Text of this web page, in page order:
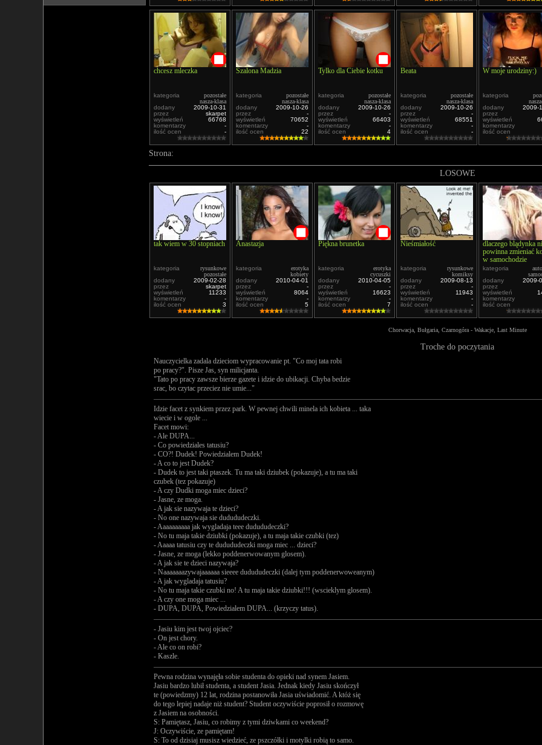
chcesz mleczka
kategoria
pozostałe
nasza-klasa
dodany
2009-10-31
przez
skarpet
wyświetleń
66768
komentarzy
-
ilość ocen
-
Szalona Madzia
kategoria
pozostałe
nasza-klasa
dodany
2009-10-26
przez
-
wyświetleń
70652
komentarzy
-
ilość ocen
22
Tylko dla Ciebie kotku
kategoria
pozostałe
nasza-klasa
dodany
2009-10-26
przez
-
wyświetleń
66403
komentarzy
-
ilość ocen
4
Beata
kategoria
pozostałe
nasza-klasa
dodany
2009-10-26
przez
-
wyświetleń
68551
komentarzy
-
ilość ocen
-
W moje urodziny:)
kategoria
dodany
2009-
przez
wyświetleń
komentarzy
ilość ocen
Strona:
LOSOWE
tak wiem w 30 stopniach
kategoria
rysunkowe
pozostałe
dodany
2009-02-28
przez
skarpet
wyświetleń
11233
komentarzy
-
ilość ocen
3
Anastazja
kategoria
erotyka
kobiety
dodany
2010-04-01
przez
-
wyświetleń
8064
komentarzy
-
ilość ocen
5
Piękna brunetka
kategoria
erotyka
cycuszki
dodany
2010-04-05
przez
-
wyświetleń
16623
komentarzy
-
ilość ocen
7
Nieśmiałość
kategoria
rysunkowe
komiksy
dodany
2009-08-13
przez
-
wyświetleń
11943
komentarzy
-
ilość ocen
-
dlaczego blądynka
powinna zmieniać
w samochodzie
kategoria
dodany
2009-
przez
wyświetleń
komentarzy
ilość ocen
Chorwacja, Bułgaria, Czarnogóra - Wakacje, Last Minute
Troche do poczytania
Nauczycielka zadala dzieciom wypracowanie pt. "Co moj tata robi
po pracy?". Pisze Jas, syn milicjanta.
"Tato po pracy zawsze bierze gazete i idzie do ubikacji. Chyba bedzie
srac, bo czytac przeciez nie umie..."
Idzie facet z synkiem przez park. W pewnej chwili minela ich kobieta ... taka
wiecie i w ogole ...
Facet mowi:
- Ale DUPA...
- Co powiedziales tatusiu?
- CO?! Dudek! Powiedzialem Dudek!
- A co to jest Dudek?
- Dudek to jest taki ptaszek. Tu ma taki dziubek (pokazuje), a tu ma taki
czubek (tez pokazuje)
- A czy Dudki moga miec dzieci?
- Jasne, ze moga.
- A jak sie nazywaja te dzieci?
- No one nazywaja sie dudududeczki.
- Aaaaaaaaaa jak wygladaja teee dudududeczki?
- No tu maja takie dziubki (pokazuje), a tu maja takie czubki (tez)
- Aaaaa tatusiu czy te dudududeczki moga miec ... dzieci?
- Jasne, ze moga (lekko poddenerwowanym glosem).
- A jak sie te dzieci nazywaja?
- Naaaaaaazywajaaaaaa sieeee dudududeczki (dalej tym poddenerwoweanym)
- A jak wygladaja tatusiu?
- No tu maja takie czubki no! A tu maja takie dziubki!!! (wscieklym glosem).
- A czy one moga miec ...
- DUPA, DUPA, Powiedzialem DUPA... (krzyczy tatus).
- Jasiu kim jest twoj ojciec?
- On jest chory.
- Ale co on robi?
- Kaszle.
Pewna rodzina wynajęła sobie studenta do opieki nad synem Jasiem.
Jasiu bardzo lubił studenta, a student Jasia. Jednak kiedy Jasiu skończył
te (powiedzmy) 12 lat, rodzina postanowiła Jasia uświadomić. A któż się
do tego lepiej nadaje niż student? Student oczywiście poprosił o rozmowę
z Jasiem na osobności.
S: Pamiętasz, Jasiu, co robimy z tymi dziwkami co weekend?
J: Oczywiście, ze pamiętam!
S: To od dzisiaj musisz wiedzieć, ze pszczółki i motylki robią to samo.